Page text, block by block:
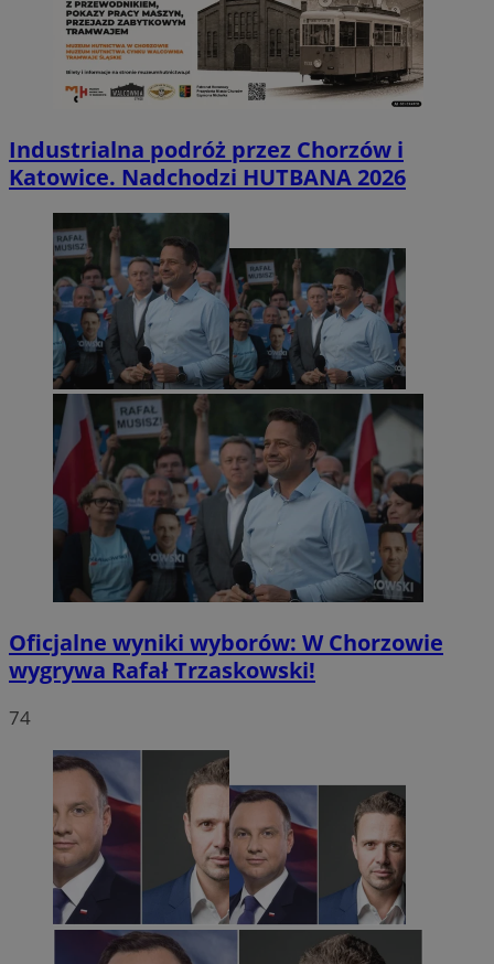
Industrialna podróż przez Chorzów i
Katowice. Nadchodzi HUTBANA 2026
Oficjalne wyniki wyborów: W Chorzowie
wygrywa Rafał Trzaskowski!
74